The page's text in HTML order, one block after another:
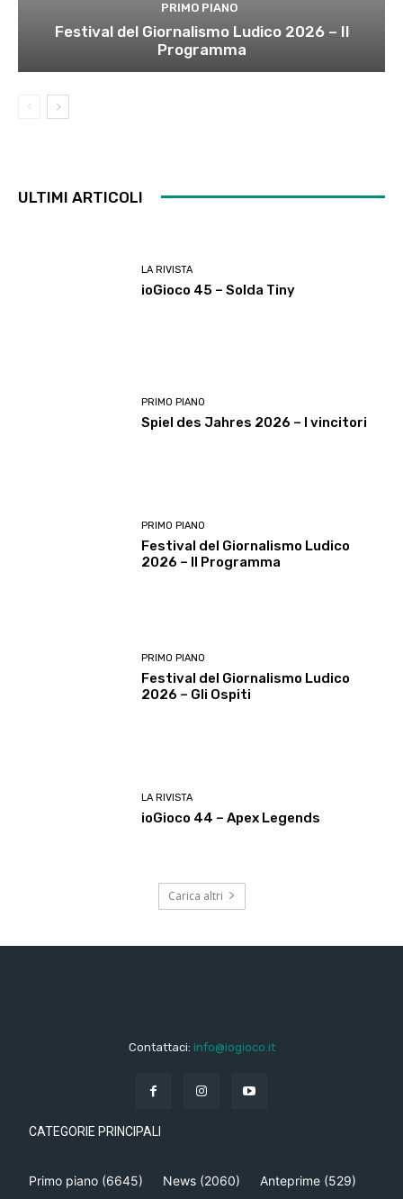
PRIMO PIANO
Festival del Giornalismo Ludico 2026 – Il
Programma
ULTIMI ARTICOLI
LA RIVISTA
ioGioco 45 – Solda Tiny
PRIMO PIANO
Spiel des Jahres 2026 – I vincitori
PRIMO PIANO
Festival del Giornalismo Ludico
2026 – Il Programma
PRIMO PIANO
Festival del Giornalismo Ludico
2026 – Gli Ospiti
LA RIVISTA
ioGioco 44 – Apex Legends
Carica altri
Contattaci: info@iogioco.it
CATEGORIE PRINCIPALI
Primo piano (6645) News (2060) Anteprime (529)